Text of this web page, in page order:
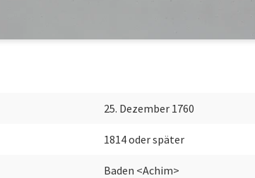
25. Dezember 1760
1814 oder später
Baden <Achim>